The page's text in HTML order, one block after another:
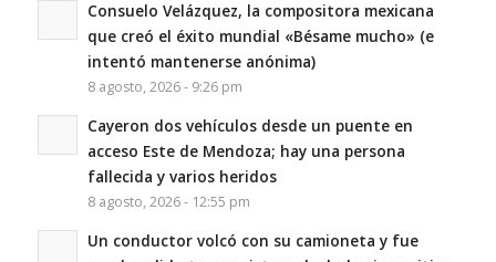
Consuelo Velázquez, la compositora mexicana
que creó el éxito mundial «Bésame mucho» (e
intentó mantenerse anónima)
8 agosto, 2026 - 9:26 pm
Cayeron dos vehículos desde un puente en
acceso Este de Mendoza; hay una persona
fallecida y varios heridos
8 agosto, 2026 - 12:55 pm
Un conductor volcó con su camioneta y fue